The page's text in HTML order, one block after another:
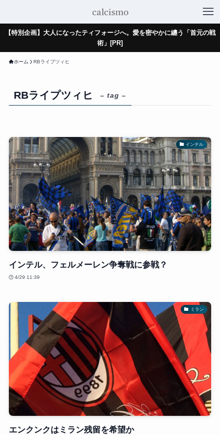
【特別企画】大人になったティフォージへ。愛を密やかに纏う「首元の戦
術」[PR]
ホーム RBライプツィヒ
RBライプツィヒ – tag –
インテル
インテル、フェルメーレン争奪戦に参戦？
4/29 11:39
ミラン
エンクンクはミラン残留を希望か